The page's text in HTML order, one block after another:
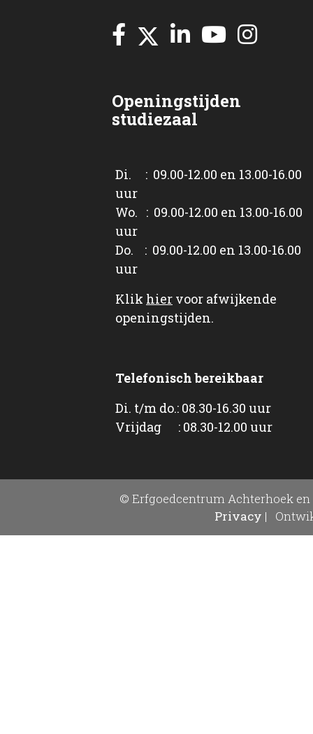
Openingstijden
studiezaal
Di. : 09.00-12.00 en 13.00-16.00
uur
Wo. : 09.00-12.00 en 13.00-16.00
uur
Do. : 09.00-12.00 en 13.00-16.00
uur
Klik hier voor afwijkende
openingstijden.
Telefonisch bereikbaar
Di. t/m do.: 08.30-16.30 uur
Vrijdag : 08.30-12.00 uur
© Erfgoedcentrum Achterhoek en
Privacy |